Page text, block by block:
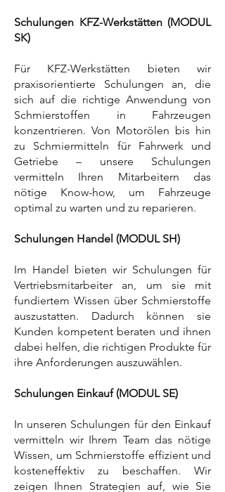
Schulungen KFZ-Werkstätten (MODUL
SK)
Für KFZ-Werkstätten bieten wir
praxisorientierte Schulungen an, die
sich auf die richtige Anwendung von
Schmierstoffen in Fahrzeugen
konzentrieren. Von Motorölen bis hin
zu Schmiermitteln für Fahrwerk und
Getriebe – unsere Schulungen
vermitteln Ihren Mitarbeitern das
nötige Know-how, um Fahrzeuge
optimal zu warten und zu reparieren.
Schulungen Handel (MODUL SH)
Im Handel bieten wir Schulungen für
Vertriebsmitarbeiter an, um sie mit
fundiertem Wissen über Schmierstoffe
auszustatten. Dadurch können sie
Kunden kompetent beraten und ihnen
dabei helfen, die richtigen Produkte für
ihre Anforderungen auszuwählen.
Schulungen Einkauf (MODUL SE)
In unseren Schulungen für den Einkauf
vermitteln wir Ihrem Team das nötige
Wissen, um Schmierstoffe effizient und
kosteneffektiv zu beschaffen. Wir
zeigen Ihnen Strategien auf, wie Sie